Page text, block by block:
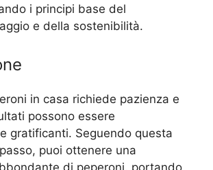
i principi base del
e della sostenibilità.
in casa richiede pazienza e
possono essere
gratificanti. Seguendo questa
puoi ottenere una
di peperoni, portando